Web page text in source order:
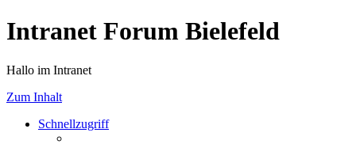
Intranet Forum Bielefeld
Hallo im Intranet
Zum Inhalt
Schnellzugriff